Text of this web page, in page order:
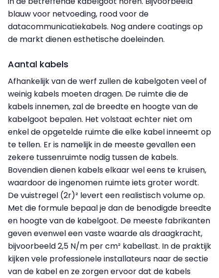
blauw voor netvoeding, rood voor de
datacommunicatiekabels. Nog andere coatings op
de markt dienen esthetische doeleinden.
Aantal kabels
Afhankelijk van de werf zullen de kabelgoten veel of
weinig kabels moeten dragen. De ruimte die de
kabels innemen, zal de breedte en hoogte van de
kabelgoot bepalen. Het volstaat echter niet om
enkel de opgetelde ruimte die elke kabel inneemt op
te tellen. Er is namelijk in de meeste gevallen een
zekere tussenruimte nodig tussen de kabels.
Bovendien dienen kabels elkaar wel eens te kruisen,
waardoor de ingenomen ruimte iets groter wordt.
De vuistregel (2r)² levert een realistisch volume op.
Met die formule bepaal je dan de benodigde breedte
en hoogte van de kabelgoot. De meeste fabrikanten
geven evenwel een vaste waarde als draagkracht,
bijvoorbeeld 2,5 N/m per cm² kabellast. In de praktijk
kijken vele professionele installateurs naar de sectie
van de kabel en ze zorgen ervoor dat de kabels